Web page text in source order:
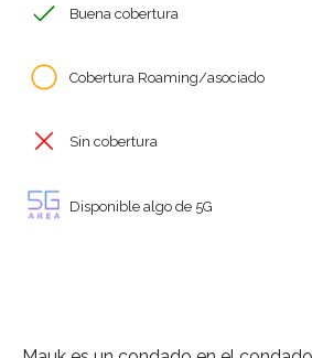
Buena cobertura
Cobertura Roaming/asociado
Sin cobertura
Disponible algo de 5G